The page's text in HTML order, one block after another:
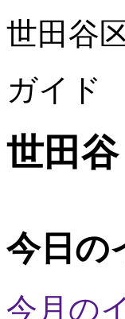
世田谷
ガイド
世田
今日の
今月の